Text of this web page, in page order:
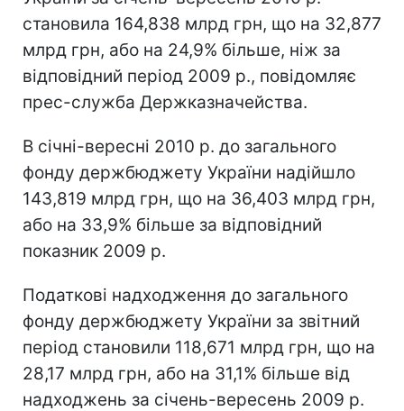
становила 164,838 млрд грн, що на 32,877
млрд грн, або на 24,9% більше, ніж за
відповідний період 2009 р., повідомляє
прес-служба Держказначейства.
В січні-вересні 2010 р. до загального
фонду держбюджету України надійшло
143,819 млрд грн, що на 36,403 млрд грн,
або на 33,9% більше за відповідний
показник 2009 р.
Податкові надходження до загального
фонду держбюджету України за звітний
період становили 118,671 млрд грн, що на
28,17 млрд грн, або на 31,1% більше від
надходжень за січень-вересень 2009 р.